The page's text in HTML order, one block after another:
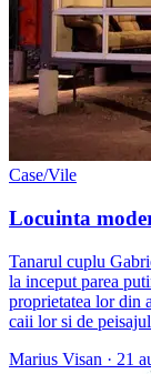
Case/Vile
Locuinta
Tanarul cuplu
la inceput parea
proprietatea lor din
caii lor si de
Marius Visan · 21